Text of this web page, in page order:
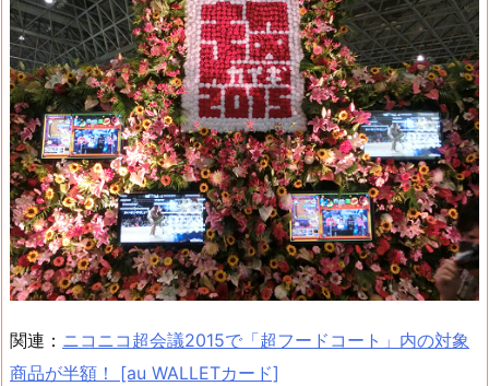
関連： ニコニコ超会議2015で「超フードコート」内の対象
商品が半額！ [au WALLETカード]